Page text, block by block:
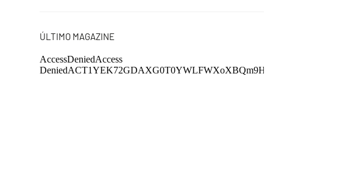
ÚLTIMO MAGAZINE